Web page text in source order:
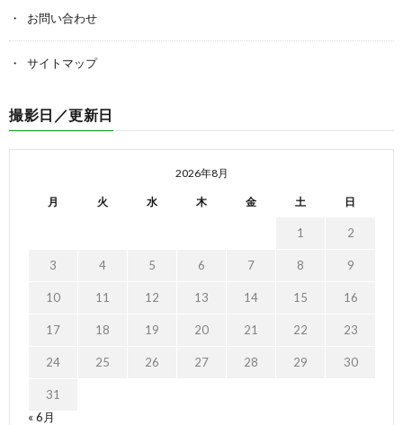
お問い合わせ
サイトマップ
撮影日／更新日
2026年8月
月 火 水 木 金 土 日
1 2
3 4 5 6 7 8 9
10 11 12 13 14 15 16
17 18 19 20 21 22 23
24 25 26 27 28 29 30
31
« 6月